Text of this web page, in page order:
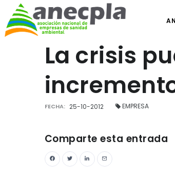
La crisis
FECHA: 25-10-2012 EMPRESA
Comparte esta entrada